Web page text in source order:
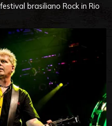
brasiliano Rock in Rio